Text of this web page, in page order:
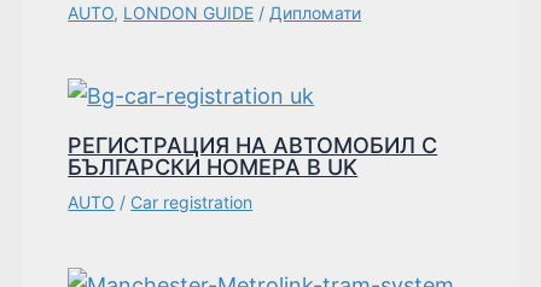
AUTO, LONDON GUIDE / Дипломати
РЕГИСТРАЦИЯ НА АВТОМОБИЛ С
БЪЛГАРСКИ НОМЕРА В UK
AUTO / Car registration